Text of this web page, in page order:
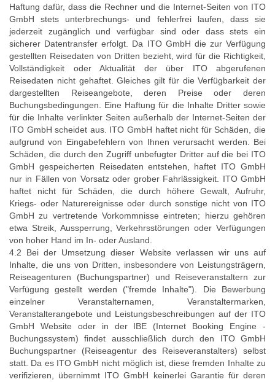
Haftung dafür, dass die Rechner und die Internet-Seiten von ITO
GmbH stets unterbrechungs- und fehlerfrei laufen, dass sie
jederzeit zugänglich und verfügbar sind oder dass stets ein
sicherer Datentransfer erfolgt. Da ITO GmbH die zur Verfügung
gestellten Reisedaten von Dritten bezieht, wird für die Richtigkeit,
Vollständigkeit oder Aktualität der über ITO abgerufenen
Reisedaten nicht gehaftet. Gleiches gilt für die Verfügbarkeit der
dargestellten Reiseangebote, deren Preise oder deren
Buchungsbedingungen. Eine Haftung für die Inhalte Dritter sowie
für die Inhalte verlinkter Seiten außerhalb der Internet-Seiten der
ITO GmbH scheidet aus. ITO GmbH haftet nicht für Schäden, die
aufgrund von Eingabefehlern von Ihnen verursacht werden. Bei
Schäden, die durch den Zugriff unbefugter Dritter auf die bei ITO
GmbH gespeicherten Reisedaten entstehen, haftet ITO GmbH
nur in Fällen von Vorsatz oder grober Fahrlässigkeit. ITO GmbH
haftet nicht für Schäden, die durch höhere Gewalt, Aufruhr,
Kriegs- oder Naturereignisse oder durch sonstige nicht von ITO
GmbH zu vertretende Vorkommnisse eintreten; hierzu gehören
etwa Streik, Aussperrung, Verkehrsstörungen oder Verfügungen
von hoher Hand im In- oder Ausland.
4.2 Bei der Umsetzung dieser Website verlassen wir uns auf
Inhalte, die uns von Dritten, insbesondere von Leistungsträgern,
Reiseagenturen (Buchungspartner) und Reiseveranstaltern zur
Verfügung gestellt werden ("fremde Inhalte"). Die Bewerbung
einzelner Veranstalternamen, Veranstaltermarken,
Veranstalterangebote und Leistungsbeschreibungen auf der ITO
GmbH Website oder in der IBE (Internet Booking Engine -
Buchungssystem) findet ausschließlich durch den ITO GmbH
Buchungspartner (Reiseagentur des Reiseveranstalters) selbst
statt. Da es ITO GmbH nicht möglich ist, diese fremden Inhalte zu
verifizieren, übernimmt ITO GmbH keinerlei Garantie für deren